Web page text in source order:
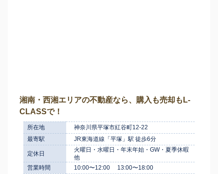
湘南・西湘エリアの不動産なら、購入も売却もL-
CLASSで！
所在地
神奈川県平塚市紅谷町12-22
最寄駅
JR東海道線「平塚」駅 徒歩6分
定休日
火曜日・水曜日・年末年始・GW・夏季休暇
他
営業時間
10:00〜12:00 13:00〜18:00